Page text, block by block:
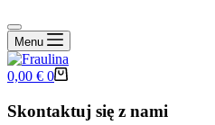
Menu
Koszyk
0,00 € 0
Skontaktuj się z nami